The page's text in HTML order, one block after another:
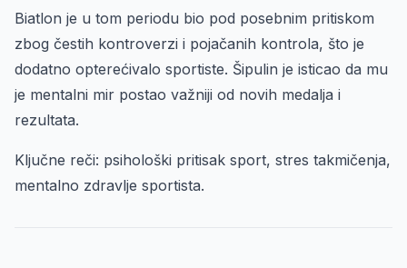
Biatlon je u tom periodu bio pod posebnim pritiskom
zbog čestih kontroverzi i pojačanih kontrola, što je
dodatno opterećivalo sportiste. Šipulin je isticao da mu
je mentalni mir postao važniji od novih medalja i
rezultata.
Ključne reči: psihološki pritisak sport, stres takmičenja,
mentalno zdravlje sportista.